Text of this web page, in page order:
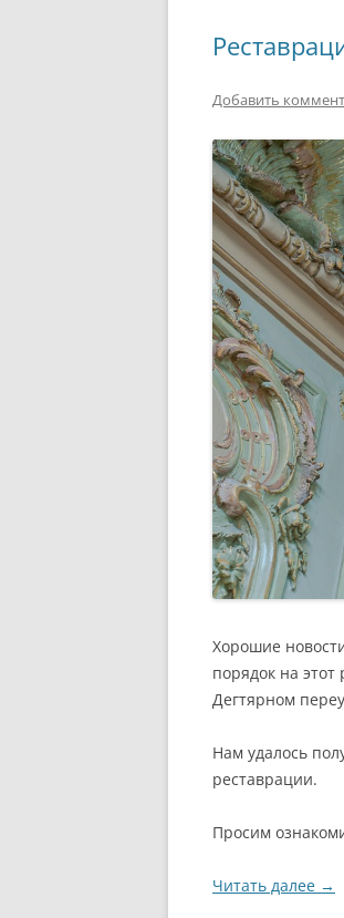
Добавить
Хорошие
порядок на
Дегтярном
Нам удалось
реставрации.
Просим
Читать далее →